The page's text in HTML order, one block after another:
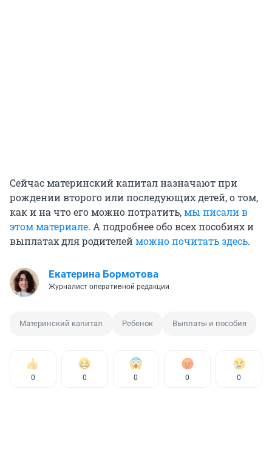
Сейчас материнский капитал назначают при
рождении второго или последующих детей, о том,
как и на что его можно потратить,мы писали в
этом материале. А подробнее обо всех пособиях и
выплатах для родителейможно почитать здесь.
Екатерина Бормотова
Журналист оперативной редакции
Материнский капитал Ребенок Выплаты и пособия
0 0 0 0 0